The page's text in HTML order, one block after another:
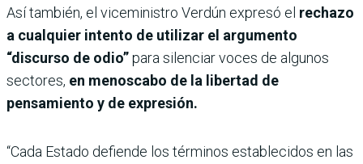
Así también, el viceministro Verdún expresó el rechazo
a cualquier intento de utilizar el argumento
“discurso de odio”para silenciar voces de algunos
sectores, en menoscabo de la libertad de
pensamiento y de expresión.
“Cada Estado defiende los términos establecidos en las